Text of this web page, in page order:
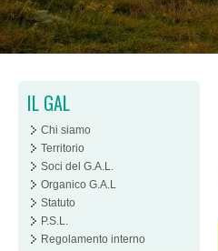
IL GAL
Chi siamo
Territorio
Soci del G.A.L.
Organico G.A.L
Statuto
P.S.L.
Regolamento interno